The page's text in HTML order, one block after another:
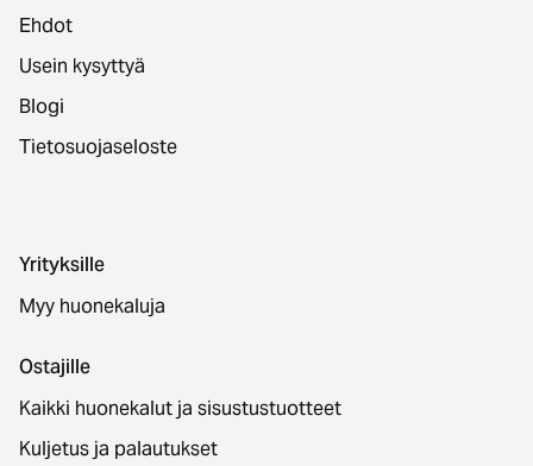
Ehdot
Usein kysyttyä
Blogi
Tietosuojaseloste
Yrityksille
Myy huonekaluja
Ostajille
Kaikki huonekalut ja sisustustuotteet
Kuljetus ja palautukset